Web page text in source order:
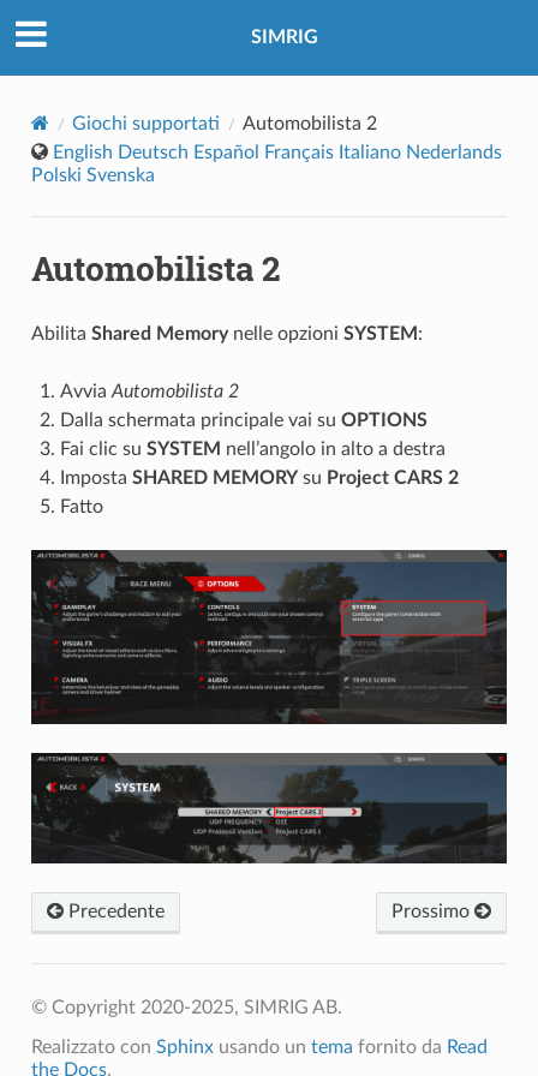
SIMRIG
Giochi supportati
Automobilista 2
English Deutsch Español Français Italiano Nederlands
Polski Svenska
Automobilista 2
Abilita Shared Memorynelle opzioni SYSTEM :
Avvia Automobilista 2
Dalla schermata principale vai su OPTIONS
Fai clic su SYSTEM nell’angolo in alto a destra
Imposta SHARED MEMORYsu Project CARS 2
Fatto
Precedente Prossimo
© Copyright 2020-2025, SIMRIG AB.
Realizzato con Sphinxusando un tema fornito da Read
the Docs.